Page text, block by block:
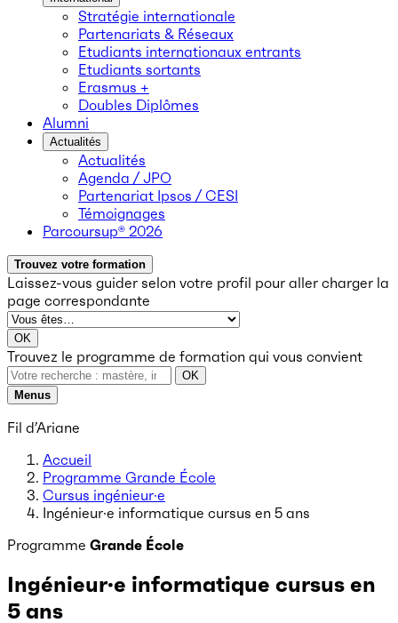
Stratégie internationale
Partenariats & Réseaux
Etudiants internationaux entrants
Etudiants sortants
Erasmus +
Doubles Diplômes
Alumni
Actualités
Actualités
Agenda / JPO
Partenariat Ipsos / CESI
Témoignages
Parcoursup® 2026
Trouvez votre formation
Laissez-vous guider selon votre profil pour aller charger la
page correspondante
OK
Trouvez le programme de formation qui vous convient
OK
Menus
Fil d’Ariane
Accueil
Programme Grande École
Cursus ingénieur·e
Ingénieur·e informatique cursus en 5 ans
Programme Grande École
Ingénieur·e informatique cursus en
5 ans